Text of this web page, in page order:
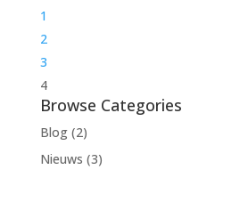
1
2
3
4
Browse Categories
Blog(2)
Nieuws (3)